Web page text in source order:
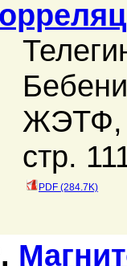
ЖЭТФ,
стр.
PDF (284.7K)